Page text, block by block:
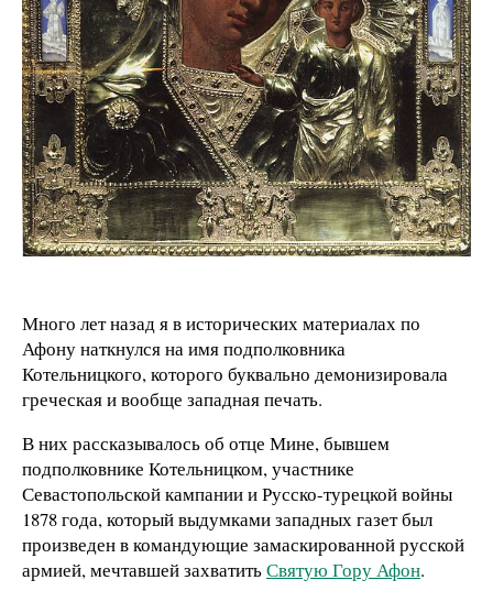
Много лет назад я в исторических материалах по
Афону наткнулся на имя подполковника
Котельницкого, которого буквально демонизировала
греческая и вообще западная печать.
В них рассказывалось об отце Мине, бывшем
подполковнике Котельницком, участнике
Севастопольской кампании и Русско-турецкой войны
1878 года, который выдумками западных газет был
произведен в командующие замаскированной русской
армией, мечтавшей захватитьСвятую Гору Афон.